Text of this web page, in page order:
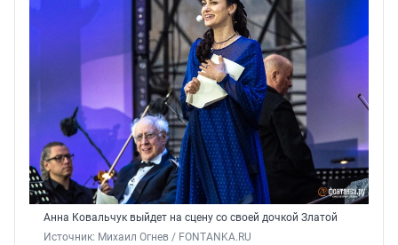
Анна Ковальчук выйдет на сцену со своей дочкой Златой
Источник: Михаил Огнев / FONTANKA.RU